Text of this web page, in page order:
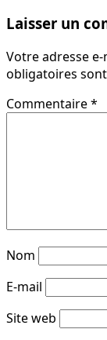
Laisser un
Votre adresse
obligatoires
Commentaire*
Nom
E-mail
Site web